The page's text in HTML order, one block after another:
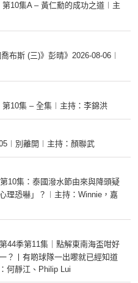
第10集A – 黃仁勳的成功之道︱主
布斯 (三)》彭晴》2026-08-06︱
第10集 – 全集︱主持：李錦洪
別離開︱主持：顏聯武
10集：泰國潑水節由來與降頭疑
理恐嚇」？︱主持：Winnie，嘉
44季第11集｜點解東南海盃咁好
？丨有啲球隊一出嚟就已經知道
何靜江、Philip Lui